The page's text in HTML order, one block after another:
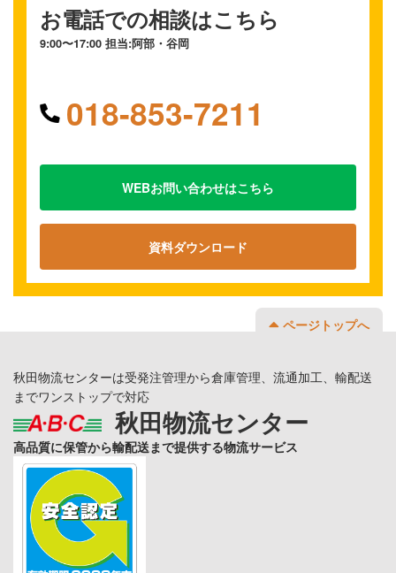
お電話での相談はこちら
9:00〜17:00 担当:阿部・谷岡
018-853-7211
WEBお問い合わせはこちら
資料ダウンロード
ページトップへ
秋田物流センターは受発注管理から倉庫管理、流通加工、輸配送
までワンストップで対応
秋田物流センター
高品質に保管から輸配送まで提供する物流サービス